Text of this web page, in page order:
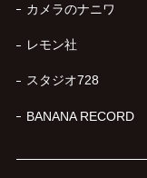
カメラのナニワ
レモン社
スタジオ728
BANANA RECORD